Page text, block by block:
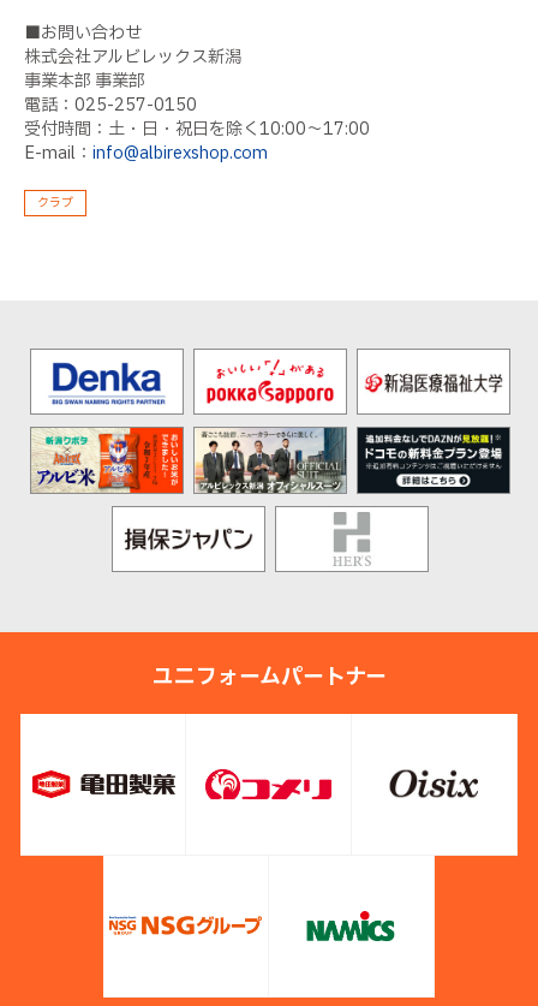
■お問い合わせ
株式会社アルビレックス新潟
事業本部 事業部
電話：025-257-0150
受付時間：土・日・祝日を除く10:00〜17:00
E-mail： info@albirexshop.com
クラブ
ユニフォームパートナー